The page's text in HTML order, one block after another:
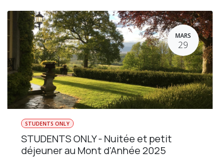
MARS
29
STUDENTS ONLY
STUDENTS ONLY - Nuitée et petit
déjeuner au Mont d'Anhée 2025